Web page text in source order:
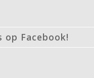
op Facebook!